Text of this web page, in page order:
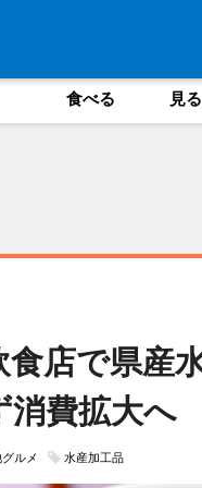
食べる 見
食店で県
消費拡大へ
ルメ 水産加工品